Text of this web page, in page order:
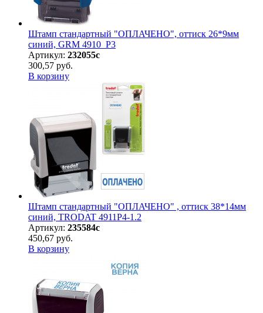
Штамп стандартный "ОПЛАЧЕНО", оттиск 26*9мм
синий, GRM 4910_Р3
Артикул: 232055с
300,57 руб.
В корзину
Штамп стандартный "ОПЛАЧЕНО" , оттиск 38*14мм
синий, TRODAT 4911P4-1.2
Артикул: 235584с
450,67 руб.
В корзину